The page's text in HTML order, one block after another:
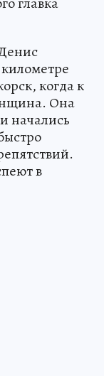
когда к
Она
начались
в